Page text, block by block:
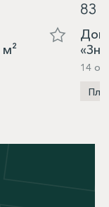
83
Дом
14